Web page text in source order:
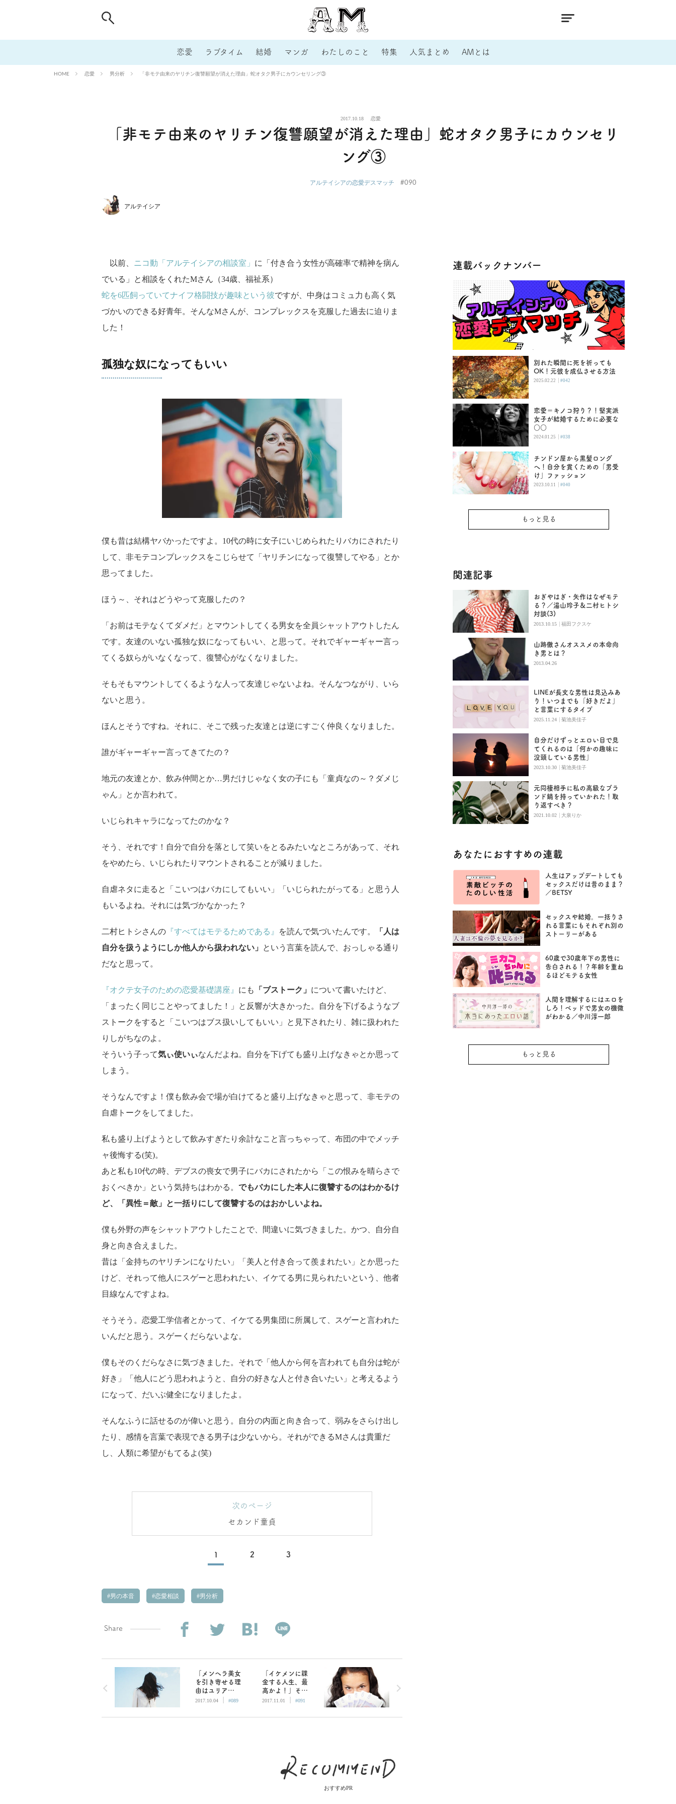
恋愛 ラブタイム 結婚 マンガ わたしのこと 特集 人気まとめ AMとは
HOME 恋愛 男分析 「非モテ由来のヤリチン復讐願望が消えた理由」蛇オタク男子にカウンセリング③
2017.10.18 恋愛
「非モテ由来のヤリチン復讐願望が消えた理由」蛇オタク男子にカウンセリ
ング③
アルテイシアの恋愛デスマッチ #090
アルテイシア
以前、 ニコ動「アルテイシアの相談室」 に「付き合う女性が高確率で精神を病ん
でいる」と相談をくれたMさん（34歳、福祉系）
蛇を6匹飼っていてナイフ格闘技が趣味という彼ですが、中身はコミュ力も高く気
づかいのできる好青年。そんなMさんが、コンプレックスを克服した過去に迫りま
した！
孤独な奴になってもいい
僕も昔は結構ヤバかったですよ。10代の時に女子にいじめられたりバカにされたり
して、非モテコンプレックスをこじらせて「ヤリチンになって復讐してやる」とか
思ってました。
ほう～、それはどうやって克服したの？
「お前はモテなくてダメだ」とマウントしてくる男女を全員シャットアウトしたん
です。友達のいない孤独な奴になってもいい、と思って。それでギャーギャー言っ
てくる奴らがいなくなって、復讐心がなくなりました。
そもそもマウントしてくるような人って友達じゃないよね。そんなつながり、いら
ないと思う。
ほんとそうですね。それに、そこで残った友達とは逆にすごく仲良くなりました。
誰がギャーギャー言ってきてたの？
地元の友達とか、飲み仲間とか…男だけじゃなく女の子にも「童貞なの～？ダメじ
ゃん」とか言われて。
いじられキャラになってたのかな？
そう、それです！自分で自分を落として笑いをとるみたいなところがあって、それ
をやめたら、いじられたりマウントされることが減りました。
自虐ネタに走ると「こいつはバカにしてもいい」「いじられたがってる」と思う人
もいるよね。それには気づかなかった？
二村ヒトシさんの 『すべてはモテるためである』 を読んで気づいたんです。
「人は
自分を扱うようにしか他人から扱われない」
という言葉を読んで、おっしゃる通り
だなと思って。
『オクテ女子のための恋愛基礎講座』 にも 「ブストーク」 について書いたけど、
「まったく同じことやってました！」と反響が大きかった。自分を下げるようなブ
ストークをすると「こいつはブス扱いしてもいい」と見下されたり、雑に扱われた
りしがちなのよ。
そういう子って気ぃ使いぃなんだよね。自分を下げても盛り上げなきゃとか思って
しまう。
そうなんですよ！僕も飲み会で場が白けてると盛り上げなきゃと思って、非モテの
自虐トークをしてました。
私も盛り上げようとして飲みすぎたり余計なこと言っちゃって、布団の中でメッチ
ャ後悔する(笑)。
あと私も10代の時、デブスの喪女で男子にバカにされたから「この恨みを晴らさで
おくべきか」という気持ちはわかる。 でもバカにした本人に復讐するのはわかるけ
ど、「異性＝敵」と一括りにして復讐するのはおかしいよね。
僕も外野の声をシャットアウトしたことで、間違いに気づきました。かつ、自分自
身と向き合えました。
昔は「金持ちのヤリチンになりたい」「美人と付き合って羨まれたい」とか思った
けど、それって他人にスゲーと思われたい、イケてる男に見られたいという、他者
目線なんですよね。
そうそう。恋愛工学信者とかって、イケてる男集団に所属して、スゲーと言われた
いんだと思う。スゲーくだらないよな。
僕もそのくだらなさに気づきました。それで「他人から何を言われても自分は蛇が
好き」「他人にどう思われようと、自分の好きな人と付き合いたい」と考えるよう
になって、だいぶ健全になりましたよ。
そんなふうに話せるのが偉いと思う。自分の内面と向き合って、弱みをさらけ出し
たり、感情を言葉で表現できる男子は少ないから。それができるMさんは貴重だ
し、人類に希望がもてるよ(笑)
次のページ
セカンド童貞
1 2 3
男の本音 恋愛相談 男分析
Share
「メンヘラ美女
を引き寄せる理
由はユリア
感？」蛇オタク
リング②
2017.10.04 | #089
「イケメンに課
金する人生、最
高かよ！」そこ
にいる喪女さん
グ①
2017.11.01 | #091
連載バックナンバー
別れた瞬間に死を祈っても
OK！元彼を成仏させる方法
2025.02.22 | #042
恋愛＝キノコ狩り？！堅実派
女子が結婚するために必要な
○○
2024.01.25 | #038
チンドン屋から黒髪ロング
へ！自分を貫くための「男受
け」ファッション
2023.10.11 | #040
もっと見る
関連記事
おぎやはぎ・矢作はなぜモテ
る？／湯山玲子＆二村ヒトシ
対談(3)
2013.10.15 | 福田フクスケ
山路徹さんオススメの本命向
き男とは？
2013.04.26
LINEが長文な男性は見込みあ
り！いつまでも「好きだよ」
と言葉にするタイプ
2025.11.24 | 菊池美佳子
自分だけずっとエロい目で見
てくれるのは「何かの趣味に
没頭している男性」
2023.10.30 | 菊池美佳子
元同棲相手に私の高級なブラ
ンド鍋を持っていかれた！取
り返すべき？
2021.10.02 | 大泉りか
あなたにおすすめの連載
人生はアップデートしても
セックスだけは昔のまま？
／BETSY
セックスや結婚。一括りさ
れる言葉にもそれぞれ別の
ストーリーがある
60歳で30歳年下の男性に
告白される！？年齢を重ね
るほどモテる女性
人間を理解するにはエロを
しろ！ベッドで男女の機微
がわかる／中川淳一郎
もっと見る
おすすめPR